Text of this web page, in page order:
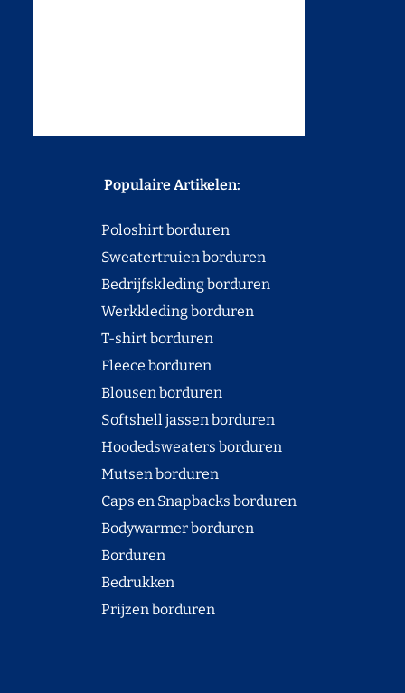
Populaire Artikelen:
Poloshirt borduren
Sweatertruien borduren
Bedrijfskleding borduren
Werkkleding borduren
T-shirt borduren
Fleece borduren
Blousen borduren
Softshell jassen borduren
Hoodedsweaters borduren
Mutsen borduren
Caps en Snapbacks borduren
Bodywarmer borduren
Borduren
Bedrukken
Prijzen borduren